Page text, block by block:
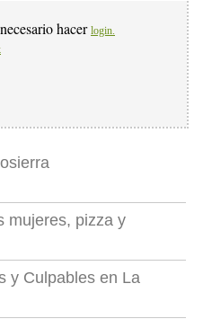
hacer login.
mujeres, pizza y
y Culpables en La